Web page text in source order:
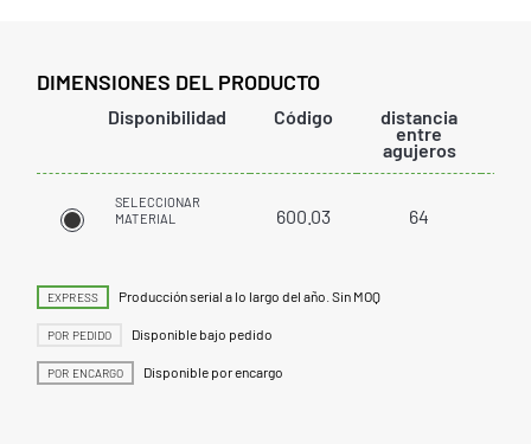
DIMENSIONES DEL PRODUCTO
Disponibilidad Código distancia
entre
agujeros
SELECCIONAR
MATERIAL
600.03 64
EXPRESS Producción serial a lo largo del año. Sin MOQ
POR PEDIDO Disponible bajo pedido
POR ENCARGO Disponible por encargo